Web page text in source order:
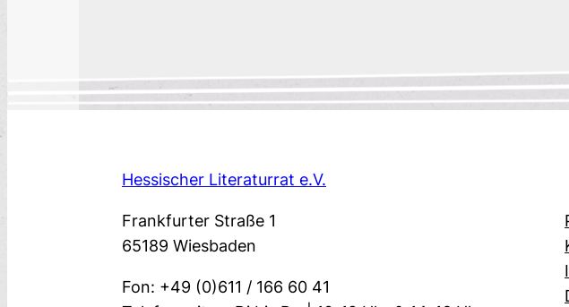
Hessischer Literaturrat e.V.
Frankfurter Straße 1
65189 Wiesbaden
Fon: +49 (0)611 / 166 60 41